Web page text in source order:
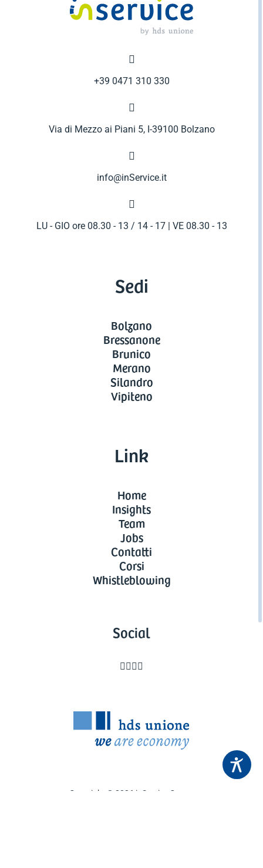

+39 0471 310 330

Via di Mezzo ai Piani 5, I-39100 Bolzano

info@inService.it

LU - GIO ore 08.30 - 13 / 14 - 17 | VE 08.30 - 13
Sedi
Bolzano
Bressanone
Brunico
Merano
Silandro
Vipiteno
Link
Home
Insights
Team
Jobs
Contatti
Corsi
Whistleblowing
Social
   
Copyright © 2026 inService Coop..